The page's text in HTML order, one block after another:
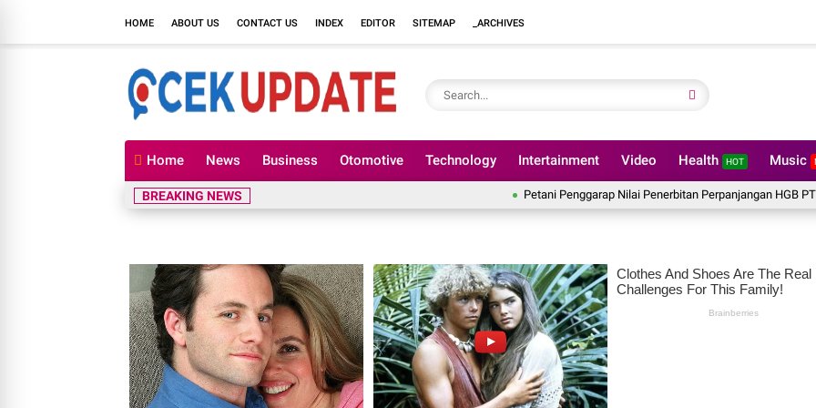
HOME ABOUT US CONTACT US INDEX EDITOR SITEMAP _ARCHIVES
Home News Business Otomotive Technology Intertainment Video Health HOT Music
BREAKING NEWS Petani Penggarap Nilai Penerbitan Perpanjangan HGB PT BSS